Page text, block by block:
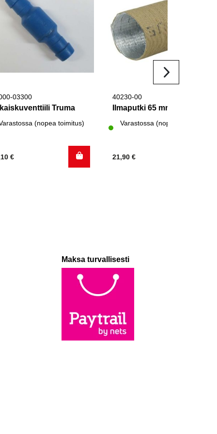
03300
Truma
(nopea toimitus)
€
40230-00
Ilmaputki 65 mm Truma
Varastossa (nopea toimitus)
21,90€
Maksa turvallisesti